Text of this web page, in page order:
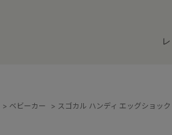
> ベビーカー > スゴカル ハンディ エッグショッ